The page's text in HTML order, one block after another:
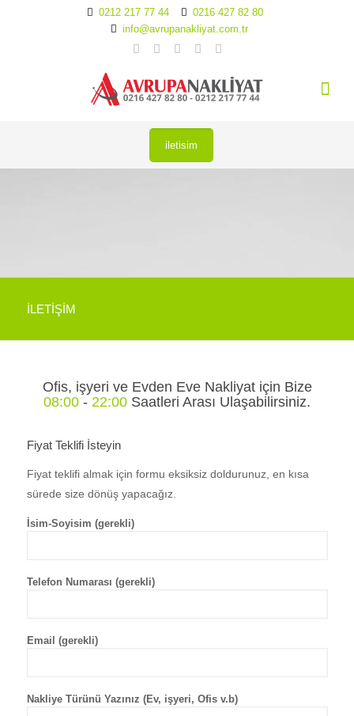
0212 217 77 44
0216 427 82 80
info@avrupanakliyat.com.tr
iletisim
İLETİŞİM
Ofis, işyeri ve Evden Eve Nakliyat için Bize
08:00 - 22:00 Saatleri Arası Ulaşabilirsiniz.
Fiyat Teklifi İsteyin
Fiyat teklifi almak için formu eksiksiz doldurunuz, en kısa
sürede size dönüş yapacağız.
İsim-Soyisim (gerekli)
Telefon Numarası (gerekli)
Email (gerekli)
Nakliye Türünü Yazınız (Ev, işyeri, Ofis v.b)